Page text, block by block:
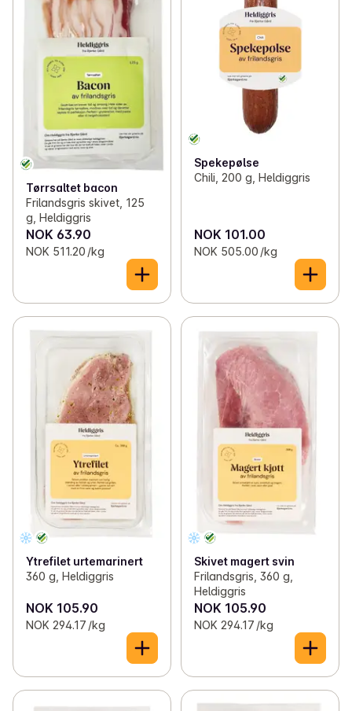
Tørrsaltet bacon
Frilandsgris skivet, 125
g, Heldiggris
NOK 63.90
NOK 511.20 /kg
Spekepølse
Chili, 200 g, Heldiggris
NOK 101.00
NOK 505.00 /kg
Ytrefilet urtemarinert
360 g, Heldiggris
NOK 105.90
NOK 294.17 /kg
Skivet magert svin
Frilandsgris, 360 g,
Heldiggris
NOK 105.90
NOK 294.17 /kg